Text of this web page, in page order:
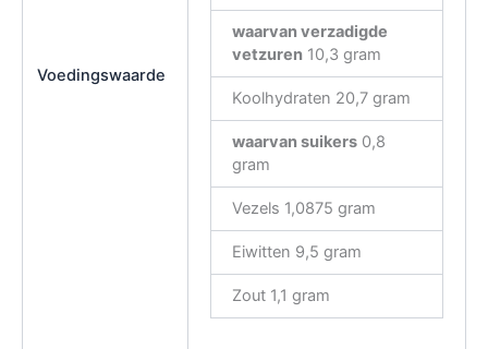
Voedingswaarde
waarvan verzadigde
vetzuren 10,3 gram
Koolhydraten 20,7 gram
waarvan suikers 0,8
gram
Vezels 1,0875 gram
Eiwitten 9,5 gram
Zout 1,1 gram